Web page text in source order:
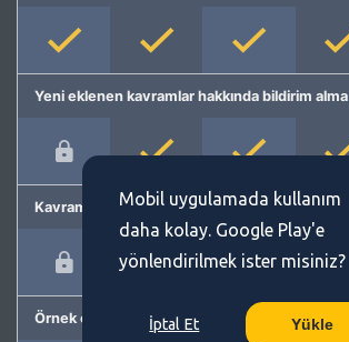
Yeni eklenen kavramlar hakkında bildirim alma
Kavram önerme
Örnek cümleler
Mobil uygulamada kullanım
daha kolay. Google Play'e
yönlendirilmek ister misiniz?
İptal Et Yükle